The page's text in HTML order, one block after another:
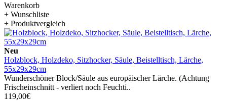
Warenkorb
+ Wunschliste
+ Produktvergleich
Neu
Holzblock, Holzdeko, Sitzhocker, Säule, Beistelltisch, Lärche,
55x29x29cm
Wunderschöner Block/Säule aus europäischer Lärche. (Achtung
Frischeinschnitt - verliert noch Feuchti..
119,00€